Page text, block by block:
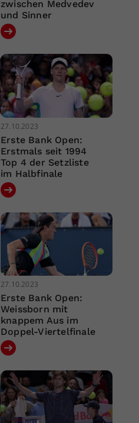
zwischen Medvedev
und Sinner
27.10.2023
Erste Bank Open:
Erstmals seit 1994
Top 4 der Setzliste
im Halbfinale
27.10.2023
Erste Bank Open:
Weissborn mit
knappem Aus im
Doppel-Viertelfinale